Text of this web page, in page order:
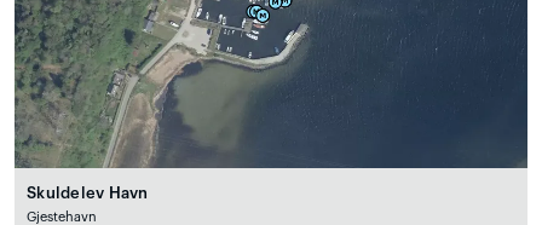
Skuldelev Havn
Gjestehavn